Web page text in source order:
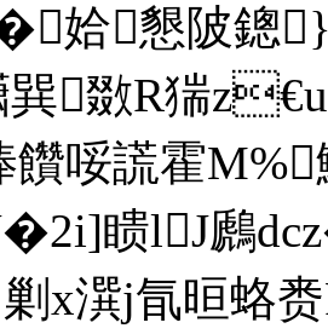
姶懇陂鏓}|
敪R猯
哸謊霍
瞆lJ鷉
x潠j氜晅蛒